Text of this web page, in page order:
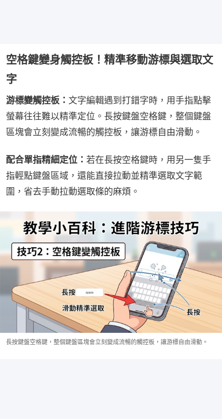
空格鍵變身觸控板！精準移動游標與選取文
字
游標變觸控板： 文字編輯遇到打錯字時，用手指點擊
螢幕往往難以精準定位。長按鍵盤空格鍵，整個鍵盤
區塊會立刻變成流暢的觸控板，讓游標自由滑動。
配合單指精細定位： 若在長按空格鍵時，用另一隻手
指輕點鍵盤區域，還能直接拉動並精準選取文字範
圍，省去手動拉動選取條的麻煩。
長按鍵盤空格鍵，整個鍵盤區塊會立刻變成流暢的觸控板，讓游標自由滑動。